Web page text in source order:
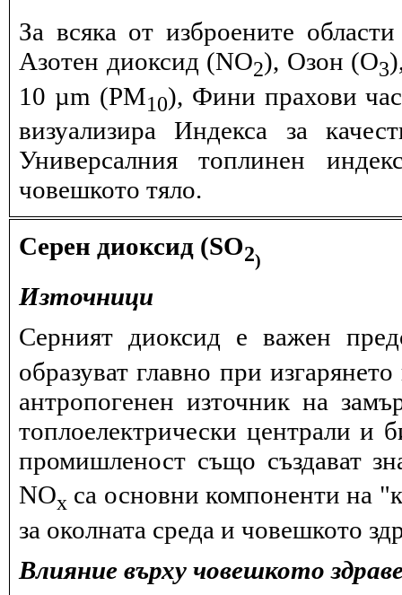
За всяка от изброените
Азотен диоксид (NO2), Озон (O3
10 µm (PM10), Фини прахови
визуализира Индекса за
Универсалния топлинен
човешкото тяло.
Серен диоксид (SO2)
Източници
Серният диоксид е важен
образуват главно при
антропогенен източник на
топлоелектрически централи и
промишленост също създават
NОx са основни компоненти на
за околната среда и човешкото
Влияние върху човешкото